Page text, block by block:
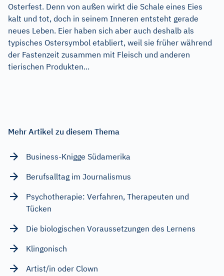
Osterfest. Denn von außen wirkt die Schale eines Eies
kalt und tot, doch in seinem Inneren entsteht gerade
neues Leben. Eier haben sich aber auch deshalb als
typisches Ostersymbol etabliert, weil sie früher während
der Fastenzeit zusammen mit Fleisch und anderen
tierischen Produkten...
Mehr Artikel zu diesem Thema
Business-Knigge Südamerika
Berufsalltag im Journalismus
Psychotherapie: Verfahren, Therapeuten und
Tücken
Die biologischen Voraussetzungen des Lernens
Klingonisch
Artist/in oder Clown